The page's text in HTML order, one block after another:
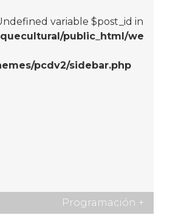
variable $post_id in
public_html/we
pcdv2/sidebar.php
Programación +